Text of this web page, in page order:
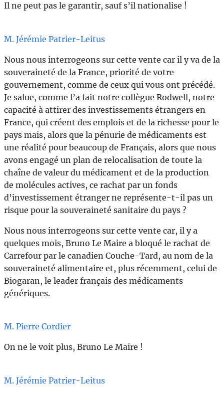
Il ne peut pas le garantir, sauf s’il nationalise !
M. Jérémie Patrier-Leitus
Nous nous interrogeons sur cette vente car il y va de la
souveraineté de la France, priorité de votre
gouvernement, comme de ceux qui vous ont précédé.
Je salue, comme l’a fait notre collègue Rodwell, notre
capacité à attirer des investissements étrangers en
France, qui créent des emplois et de la richesse pour le
pays mais, alors que la pénurie de médicaments est
une réalité pour beaucoup de Français, alors que nous
avons engagé un plan de relocalisation de toute la
chaîne de valeur du médicament et de la production
de molécules actives, ce rachat par un fonds
d’investissement étranger ne représente-t-il pas un
risque pour la souveraineté sanitaire du pays ?
Nous nous interrogeons sur cette vente car, il y a
quelques mois, Bruno Le Maire a bloqué le rachat de
Carrefour par le canadien Couche-Tard, au nom de la
souveraineté alimentaire et, plus récemment, celui de
Biogaran, le leader français des médicaments
génériques.
M. Pierre Cordier
On ne le voit plus, Bruno Le Maire !
M. Jérémie Patrier-Leitus